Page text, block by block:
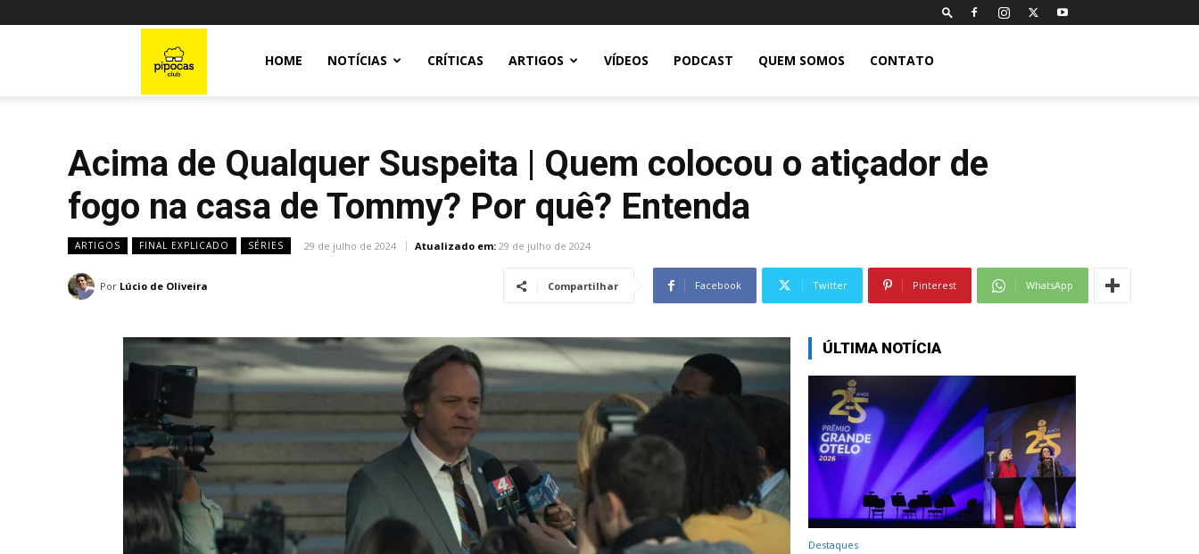
HOME NOTÍCIAS CRÍTICAS ARTIGOS VÍDEOS PODCAST QUEM SOMOS CONTATO
Acima de Qualquer Suspeita | Quem colocou o atiçador de
fogo na casa de Tommy? Por quê? Entenda
ARTIGOS FINAL EXPLICADO SÉRIES 29 de julho de 2024 Atualizado em: 29 de julho de 2024
Por Lúcio de Oliveira Compartilhar Facebook Twitter Pinterest WhatsApp
ÚLTIMA NOTÍCIA
Destaques